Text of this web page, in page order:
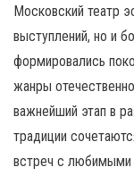
Московский театр
выступлений, но и
формировались
жанры
важнейший этап в
традиции
встреч с любимыми